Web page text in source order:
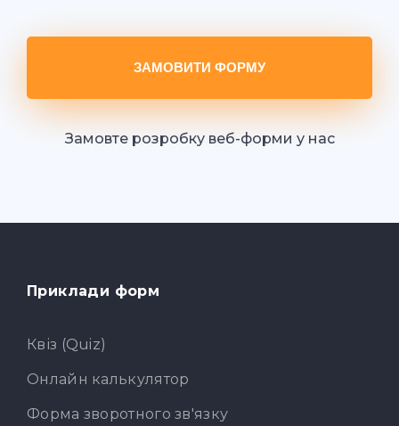
ЗАМОВИТИ ФОРМУ
Замовте розробку веб-форми у нас
Приклади форм
Квіз (Quiz)
Онлайн калькулятор
Форма зворотного зв'язку